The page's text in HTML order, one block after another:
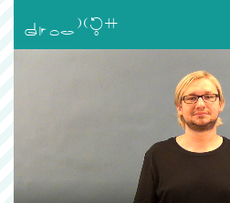
